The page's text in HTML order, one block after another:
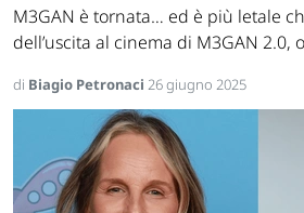
M3GAN è tornata… ed è più letale
dell’uscita al cinema di M3GAN 2.0,
di Biagio Petronaci 26 giugno 2025